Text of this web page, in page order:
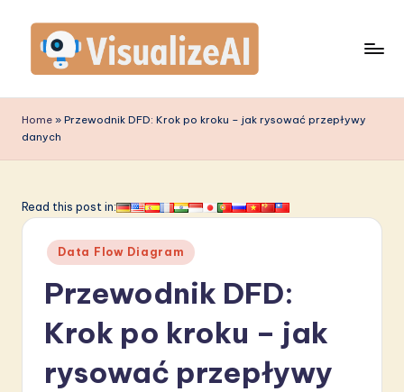
content
is
u
li
A
Home » Przewodnik DFD: Krok po kroku – jak rysować przepływy
danych
Read this post in:
Posted
in
Data Flow Diagram
Przewodnik DFD:
Krok po kroku – jak
rysować przepływy